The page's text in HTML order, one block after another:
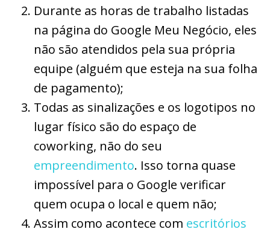
Durante as horas de trabalho listadas
na página do Google Meu Negócio, eles
não são atendidos pela sua própria
equipe (alguém que esteja na sua folha
de pagamento);
Todas as sinalizações e os logotipos no
lugar físico são do espaço de
coworking, não do seu
empreendimento. Isso torna quase
impossível para o Google verificar
quem ocupa o local e quem não;
Assim como acontece com escritórios